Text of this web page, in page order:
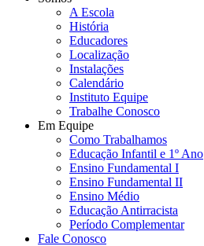
A Escola
História
Educadores
Localização
Instalações
Calendário
Instituto Equipe
Trabalhe Conosco
Em Equipe
Como Trabalhamos
Educação Infantil e 1º Ano
Ensino Fundamental I
Ensino Fundamental II
Ensino Médio
Educação Antirracista
Período Complementar
Fale Conosco